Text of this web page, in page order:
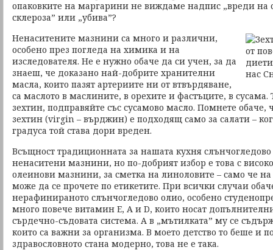
опаковките на маргарини не виждаме надпис „вреди на
склероза” или „убива”?
Ненаситените мазнини са много и различни,
особено през погледа на химика и на
изследователя. Не е нужно обаче да си учен, за да
знаеш, че доказано най-добрите хранителни
масла, които пазят артериите ни от втвърдяване,
са маслото в маслините, в орехите и фастъците, в сусама.
зехтин, подправяйте със сусамово масло. Помнете
зехтин (virgin – върджин) е подходящ само за салати –
градуса той става дори вреден.
Всъщност традиционната за нашата кухня
ненаситени мазнини, но по-добрият избор е това с
олеинови мазнини, за сметка на линоловите – само че
може да се прочете по етикетите. При всички случаи
нерафинираното слънчогледово олио, особено
много повече витамин Е, А и D, които носат
сърдечно-съдовата система. А в „мътилката” му се
които са важни за организма. В моето детство то беше и
здравословното стана модерно, това не е така.